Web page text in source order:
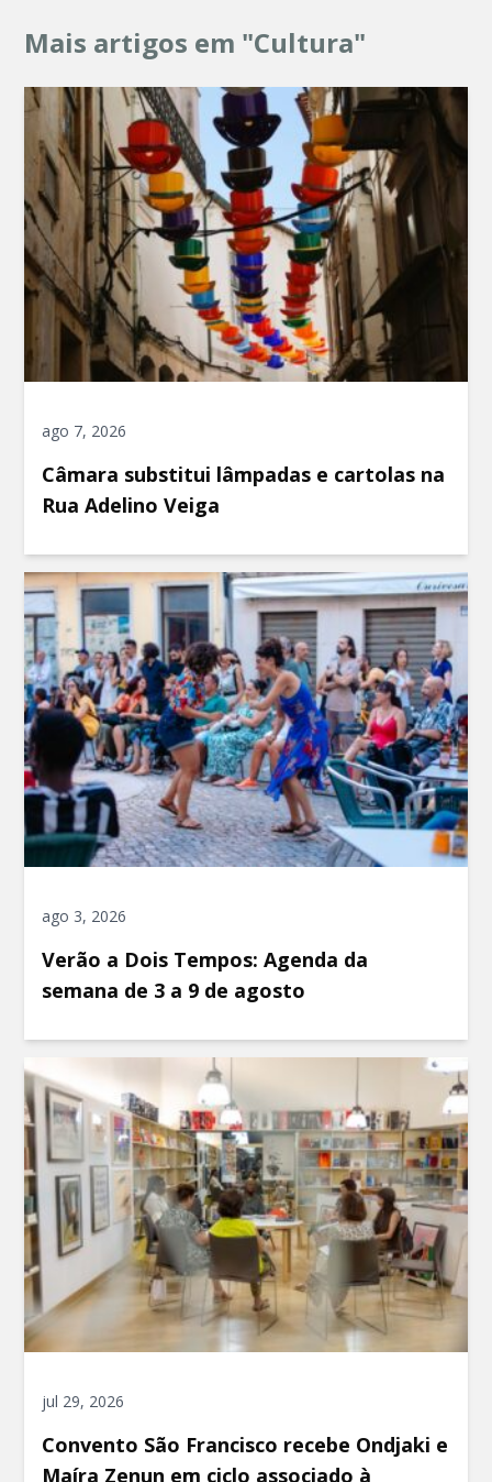
Mais artigos em "Cultura"
ago 7, 2026
Câmara substitui lâmpadas e cartolas na
Rua Adelino Veiga
ago 3, 2026
Verão a Dois Tempos: Agenda da
semana de 3 a 9 de agosto
jul 29, 2026
Convento São Francisco recebe Ondjaki e
Maíra Zenun em ciclo associado à